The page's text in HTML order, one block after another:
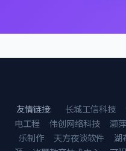
友情链接: 长城工信科技
电工程
伟创网络科技 灏
乐制作
天方夜谈软件 湖